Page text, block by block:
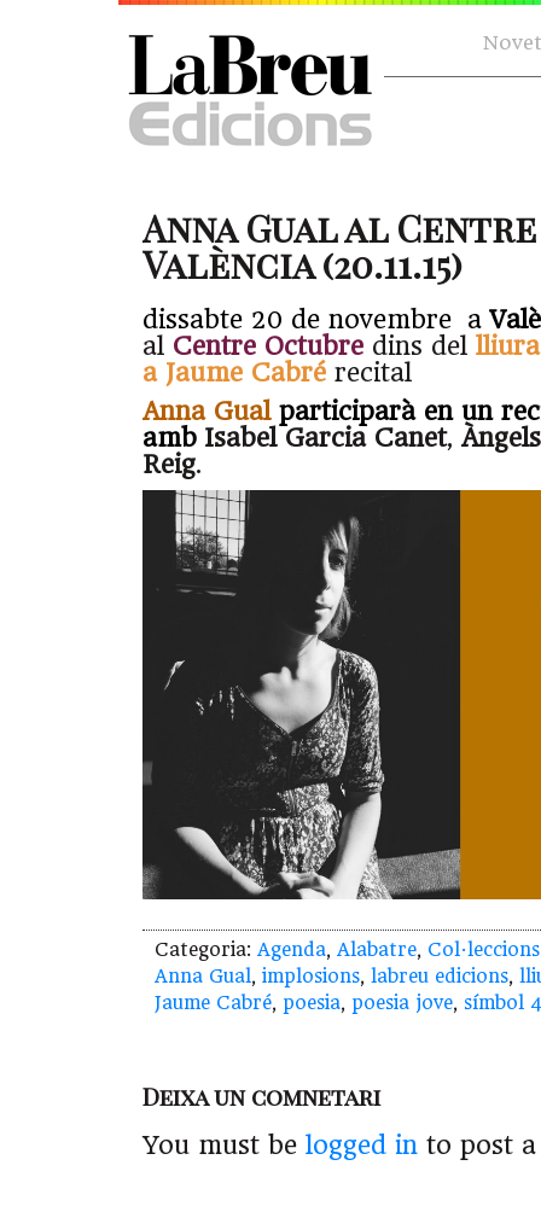
Anna Gual al
València (20.11.15)
dissabte 20 de novembre a
al Centre Octubre dins del
a Jaume Cabré recital
Anna Gual participarà en un
amb Isabel Garcia Canet,
Reig.
Categoria: Agenda, Alabatre, Col·leccions
Anna Gual, implosions, labreu edicions,
Jaume Cabré, poesia, poesia jove, símbol
Deixa un comnetari
You must be logged in to post